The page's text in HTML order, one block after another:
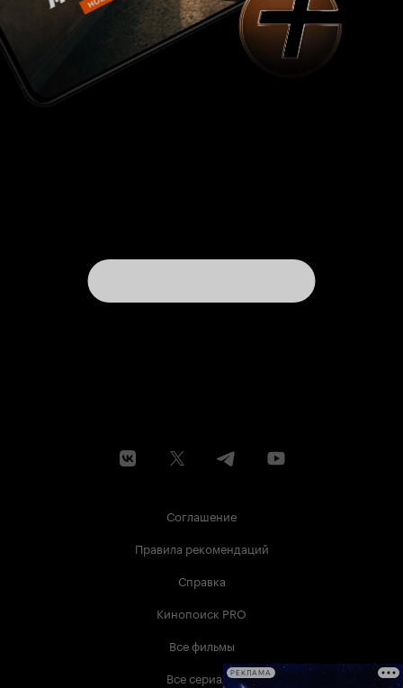
Соглашение
Правила рекомендаций
Справка
Кинопоиск PRO
Все фильмы
Все сериалыРЕКЛАМА